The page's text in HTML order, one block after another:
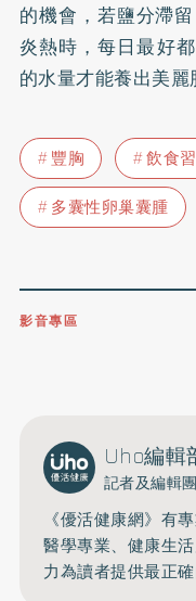
的機會，若鹽分滯
炎熱時，每日最好
的水量才能養出美麗
豐胸 飲食
多囊性卵巢囊腫
影音專區
Uho編輯
記者及編輯
《優活健康網》有
醫學專業、健康生
力為讀者提供最正